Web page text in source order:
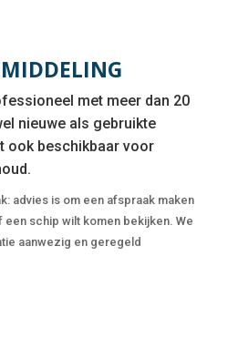
met meer dan 20
nieuwe als gebruikte
ook beschikbaar voor
advies is om een afspraak maken
een schip wilt komen bekijken. We
aanwezig en geregeld